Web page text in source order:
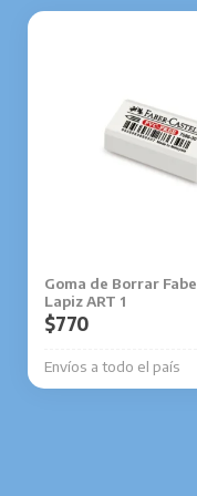
Goma de Borrar
Lapiz ART 1
Envíos a todo el país
$770